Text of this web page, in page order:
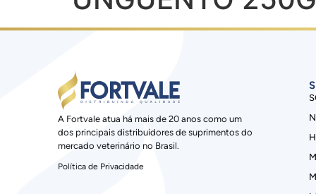
A Fortvale atua há mais de 20 anos como um
dos principais distribuidores de suprimentos do
mercado veterinário no Brasil.
Política de Privacidade